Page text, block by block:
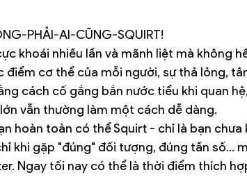
PHẢI-AI-CŨNG-SQUIRT!
khoái nhiều lần và mãnh liệt mà không
cơ thể của mỗi người, sự thả lỏng,
cách cố gắng bắn nước tiểu khi quan
vẫn thường làm một cách dễ dàng.
hoàn toàn có thể Squirt - chỉ là bạn chưa
khi gặp "đúng" đối tượng, đúng tần số...
Ngay tối nay có thể là thời điểm thích